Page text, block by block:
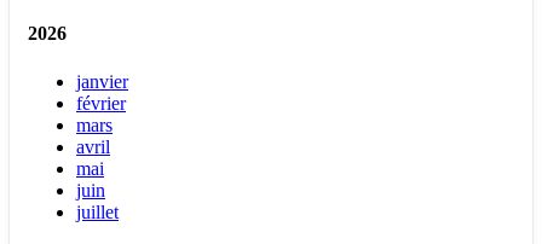
2026
janvier
février
mars
avril
mai
juin
juillet